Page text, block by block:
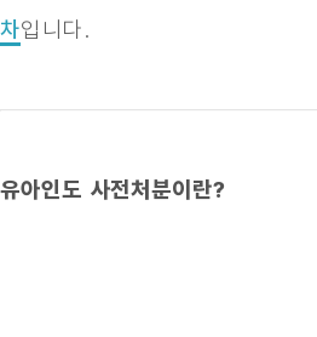
차입니다.
유아인도 사전처분이란?